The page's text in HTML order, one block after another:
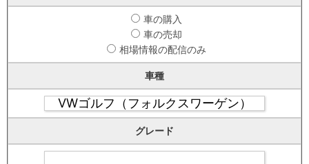
車の購入
車の売却
相場情報の配信のみ
車種
グレード